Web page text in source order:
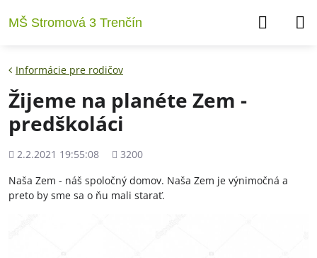
MŠ Stromová 3 Trenčín
Informácie pre rodičov
Žijeme na planéte Zem -
predškoláci
Pridané
2.2.2021 19:55:08
Počet
3200
Naša Zem - náš spoločný domov. Naša Zem je výnimočná a
preto by sme sa o ňu mali starať.